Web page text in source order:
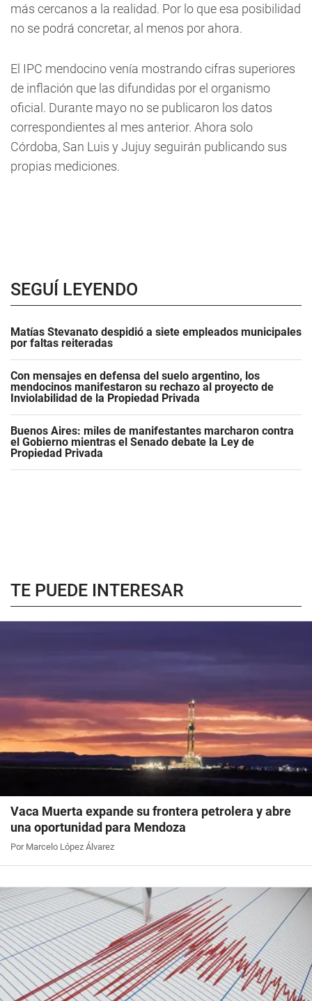
más cercanos a la realidad. Por lo que esa posibilidad
no se podrá concretar, al menos por ahora.
El IPC mendocino venía mostrando cifras superiores
de inflación que las difundidas por el organismo
oficial. Durante mayo no se publicaron los datos
correspondientes al mes anterior. Ahora solo
Córdoba, San Luis y Jujuy seguirán publicando sus
propias mediciones.
SEGUÍ LEYENDO
Matías Stevanato despidió a siete empleados municipales
por faltas reiteradas
Con mensajes en defensa del suelo argentino, los
mendocinos manifestaron su rechazo al proyecto de
Inviolabilidad de la Propiedad Privada
Buenos Aires: miles de manifestantes marcharon contra
el Gobierno mientras el Senado debate la Ley de
Propiedad Privada
TE PUEDE INTERESAR
Vaca Muerta expande su frontera petrolera y abre
una oportunidad para Mendoza
Por Marcelo López Álvarez